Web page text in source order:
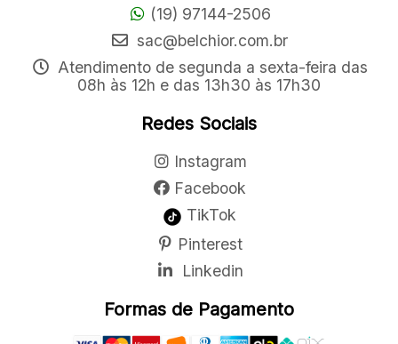
(19) 97144-2506
sac@belchior.com.br
Atendimento de segunda a sexta-feira das
08h às 12h e das 13h30 às 17h30
Redes Sociais
Instagram
Facebook
TikTok
Pinterest
Linkedin
Formas de Pagamento